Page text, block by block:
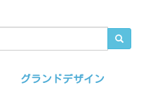
グランドデザイン